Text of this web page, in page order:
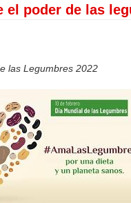
el poder de las
las Legumbres 2022